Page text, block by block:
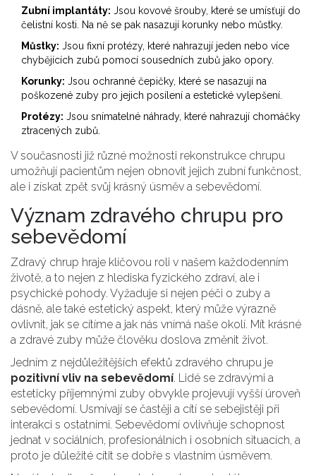
Zubní implantáty: Jsou kovové šrouby, které se umísťují do
čelistní kosti. Na ně se pak nasazují korunky nebo můstky.
Můstky: Jsou fixní protézy, které nahrazují jeden nebo více
chybějících zubů pomocí sousedních zubů jako opory.
Korunky: Jsou ochranné čepičky, které se nasazují na
poškozené zuby pro jejich posílení a estetické vylepšení.
Protézy: Jsou snímatelné náhrady, které nahrazují chomáčky
ztracených zubů.
V současnosti již různé možnosti rekonstrukce chrupu
umožňují pacientům nejen obnovit jejich zubní funkčnost,
ale i získat zpět svůj krásný úsměv a sebevědomí.
Význam zdravého chrupu pro
sebevědomí
Zdravý chrup hraje klíčovou roli v našem každodenním
životě, a to nejen z hlediska fyzického zdraví, ale i
psychické pohody. Vyžaduje si nejen péči o zuby a
dásně, ale také estetický aspekt, který může výrazně
ovlivnit, jak se cítíme a jak nás vnímá naše okolí. Mít krásné
a zdravé zuby může člověku doslova změnit život.
Jedním z nejdůležitějších efektů zdravého chrupu je
pozitivní vliv na sebevědomí. Lidé se zdravými a
esteticky příjemnými zuby obvykle projevují vyšší úroveň
sebevědomí. Usmívají se častěji a cítí se sebejistěji při
interakci s ostatními. Sebevědomí ovlivňuje schopnost
jednat v sociálních, profesionálních i osobních situacích, a
proto je důležité cítit se dobře s vlastním úsměvem.